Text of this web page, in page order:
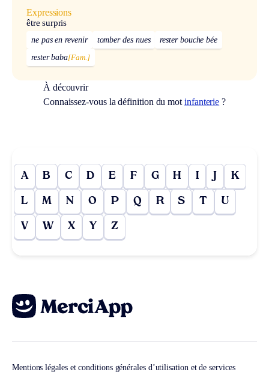
Expressions
être surpris
ne pas en revenir tomber des nues
rester bouche bée
rester baba[Fam.]
À découvrir
Connaissez-vous la définition du mot infanterie ?
A B C D E F G H I J K
L M N O P Q R S T U
V W X Y Z
Mentions légales et conditions générales d’utilisation et de services